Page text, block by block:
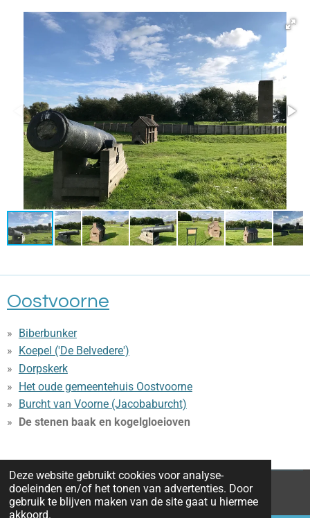
Deze website gebruikt cookies voor analyse-
doeleinden en/of het tonen van advertenties. Door
gebruik te blijven maken van de site gaat u hiermee
akkoord.
Oostvoorne
Biberbunker
Koepel ('De Belvedere')
Dorpskerk
Het oude gemeentehuis Oostvoorne
Burcht van Voorne (Jacobaburcht)
De stenen baak en kogelgloeioven
© 2016 - 2026 Bedandbreakfastrockanjeaanzee.nl